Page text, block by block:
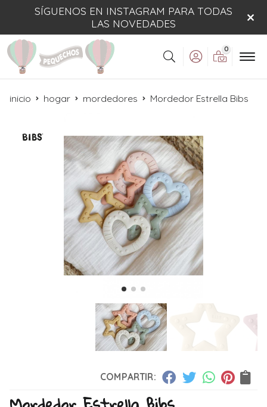
SÍGUENOS EN INSTAGRAM PARA TODAS
LAS NOVEDADES
Buscar
0
inicio hogar mordedores Mordedor Estrella Bibs
COMPARTIR: